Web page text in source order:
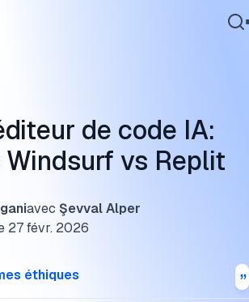
de code IA:
Windsurf vs Replit
avec Şevval Alper
27 févr. 2026
éthiques
le codage IA :